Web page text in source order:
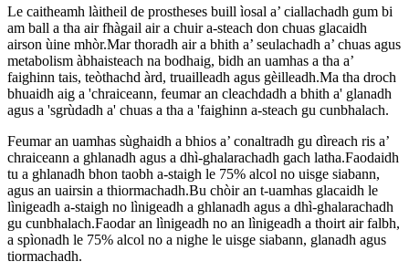
Le caitheamh làitheil de prostheses buill ìosal a’ ciallachadh gum bi
am ball a tha air fhàgail air a chuir a-steach don chuas glacaidh
airson ùine mhòr.Mar thoradh air a bhith a’ seulachadh a’ chuas agus
metabolism àbhaisteach na bodhaig, bidh an uamhas a tha a’
faighinn tais, teòthachd àrd, truailleadh agus gèilleadh.Ma tha droch
bhuaidh aig a 'chraiceann, feumar an cleachdadh a bhith a' glanadh
agus a 'sgrùdadh a' chuas a tha a 'faighinn a-steach gu cunbhalach.
Feumar an uamhas sùghaidh a bhios a’ conaltradh gu dìreach ris a’
chraiceann a ghlanadh agus a dhì-ghalarachadh gach latha.Faodaidh
tu a ghlanadh bhon taobh a-staigh le 75% alcol no uisge siabann,
agus an uairsin a thiormachadh.Bu chòir an t-uamhas glacaidh le
lìnigeadh a-staigh no lìnigeadh a ghlanadh agus a dhì-ghalarachadh
gu cunbhalach.Faodar an lìnigeadh no an lìnigeadh a thoirt air falbh,
a spìonadh le 75% alcol no a nighe le uisge siabann, glanadh agus
tiormachadh.